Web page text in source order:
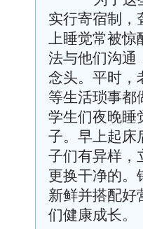
实行寄宿制，
上睡觉常被惊
法与他们沟通
念头。平时，
等生活琐事都
学生们夜晚睡
子。早上起床
子们有异样，
更换干净的。
新鲜并搭配好
们健康成长。